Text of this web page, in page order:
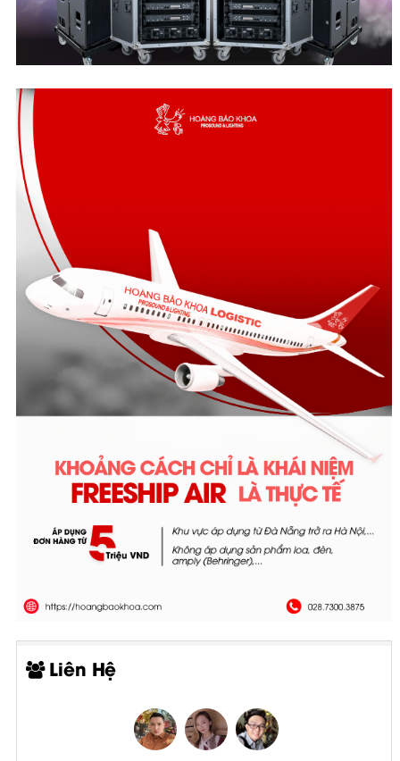
Liên Hệ